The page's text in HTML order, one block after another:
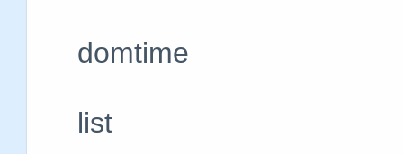
domtime
list #